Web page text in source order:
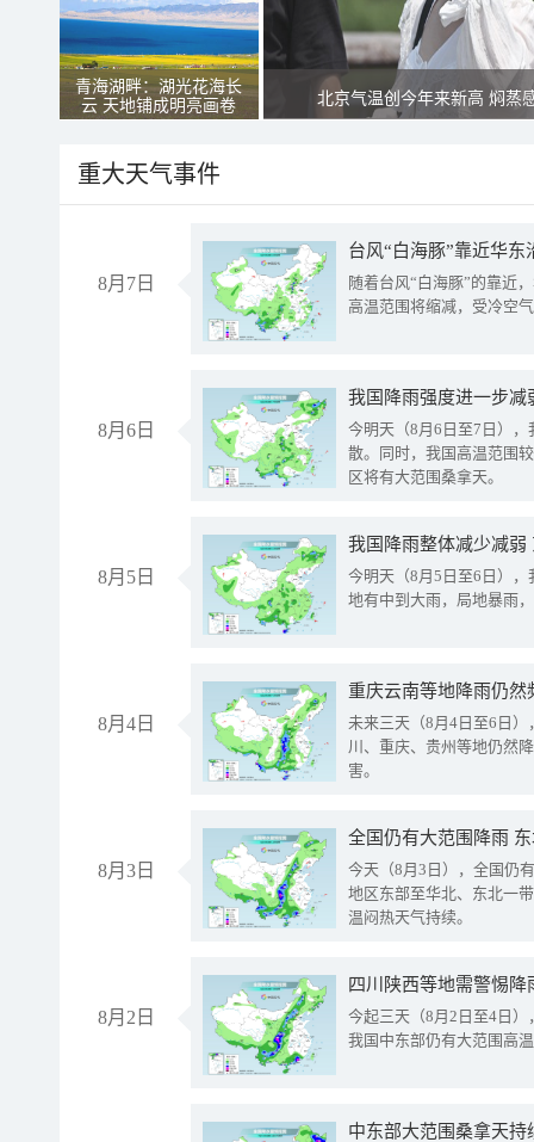
青海湖畔：湖光花海长
云 天地铺成明亮画卷
北京气温创今年来新高 焖蒸
重大天气事件
8月7日
台风“白海豚”靠近华
随着台风“白海豚”的靠近
高温范围将缩减，受冷空
8月6日
今明天（8月6日至7日）
散。同时，我国高温范围
区将有大范围桑拿天。
8月5日
我国降雨整体减少减弱
今明天（8月5日至6日）
地有中到大雨，局地暴雨
8月4日
重庆云南等地降雨仍然
未来三天（8月4日至6日
川、重庆、贵州等地仍然
害。
8月3日
全国仍有大范围降雨
今天（8月3日），全国仍
地区东部至华北、东北一
温闷热天气持续。
8月2日
今起三天（8月2日至4日
我国中东部仍有大范围高
中东部大范围桑拿天